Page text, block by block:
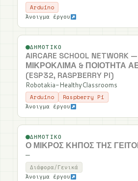
Arduino
Άνοιγμα έργου
ΔΗΜΟΤΙΚΌ
AIRCARE SCHOOL NETWORK —
ΜΙΚΡΟΚΛΊΜΑ & ΠΟΙΌΤΗΤΑ
(ESP32, RASPBERRY PI)
Robotakia-HealthyClassrooms
Arduino
Raspberry Pi
Άνοιγμα έργου
ΔΗΜΟΤΙΚΌ
Ο ΜΙΚΡΌΣ ΚΉΠΟΣ ΤΗΣ
—
Διάφορα/Γενικά
Άνοιγμα έργου